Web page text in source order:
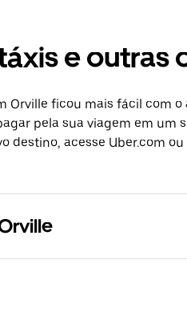
e outras
Orville ficou mais fácil com
pela sua viagem em um
destino, acesse Uber.com